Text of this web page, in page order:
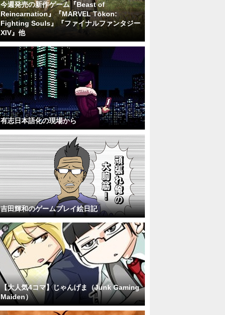
今週発売の新作ゲーム『Beast of
Reincarnation』『MARVEL Tōkon:
Fighting Souls』『ファイナルファンタジー
XIV』他
有志日本語化の現場から
吉田輝和のゲームプレイ絵日記
【大人気4コマ】じゃんげま（Junk Gaming
Maiden）